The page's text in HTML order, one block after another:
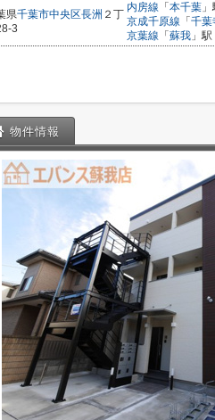
県千葉市中央区長洲 ２丁
3
内房線 「 本千葉
京成千原線 「 千葉
京葉線 「 蘇我 」
物件情報